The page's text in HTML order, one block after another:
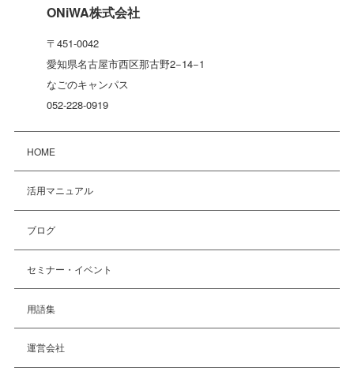
ONiWA株式会社
〒451-0042
愛知県名古屋市西区那古野2−14−1
なごのキャンパス
052-228-0919
HOME
活用マニュアル
ブログ
セミナー・イベント
用語集
運営会社